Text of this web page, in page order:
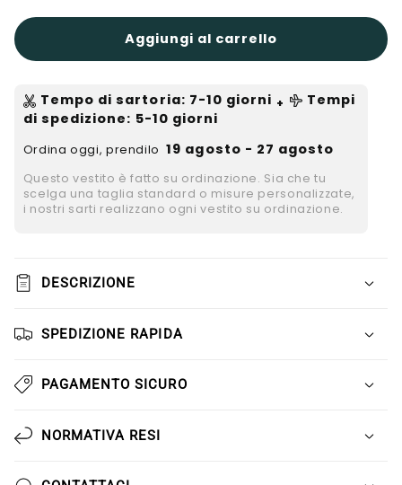
Lina
Lina
Aggiungi al carrello
Tempo di sartoria: 7-10 giorni +
Tempi
di spedizione: 5-10 giorni
Ordina oggi, prendilo19 agosto - 27 agosto
Questo vestito è fatto su ordinazione. Sia che tu
scelga una taglia standard o misure personalizzate,
i nostri sarti realizzano ogni vestito su ordinazione.
DESCRIZIONE
SPEDIZIONE RAPIDA
PAGAMENTO SICURO
NORMATIVA RESI